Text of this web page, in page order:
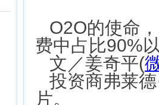
O2O的使命
费中占比90%
文／姜奇平(
投资商弗莱
片。